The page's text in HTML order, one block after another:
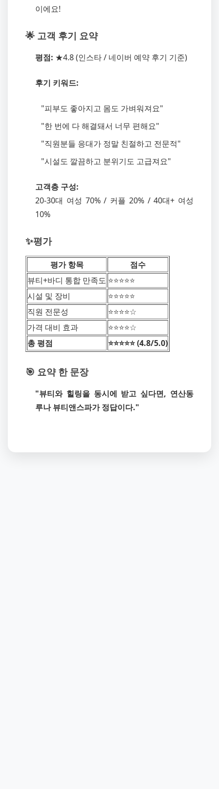
이에요!
🌟 고객 후기 요약
평점: ★4.8 (인스타 / 네이버 예약 후기 기준)
후기 키워드:
"피부도 좋아지고 몸도 가벼워져요"
"한 번에 다 해결돼서 너무 편해요"
"직원분들 응대가 정말 친절하고 전문적"
"시설도 깔끔하고 분위기도 고급져요"
고객층 구성:
20-30대 여성 70% / 커플 20% / 40대+ 여성
10%
✨평가
평가 항목
점수
뷰티+바디 통합 만족도 ⭐️⭐️⭐️⭐️⭐️
시설 및 장비
⭐️⭐️⭐️⭐️⭐️
직원 전문성
⭐️⭐️⭐️⭐️☆
가격 대비 효과
⭐️⭐️⭐️⭐️☆
총 평점
⭐️⭐️⭐️⭐️⭐️ (4.8/5.0)
🎯 요약 한 문장
"뷰티와 힐링을 동시에 받고 싶다면, 연산동
루나 뷰티앤스파가 정답이다."